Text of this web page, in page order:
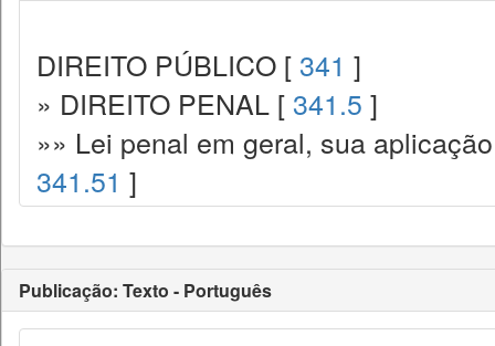
DIREITO PÚBLICO [ 341 ]
» DIREITO PENAL [ 341.5 ]
»» Lei penal em geral, sua
341.51 ]
Publicação: Texto - Português